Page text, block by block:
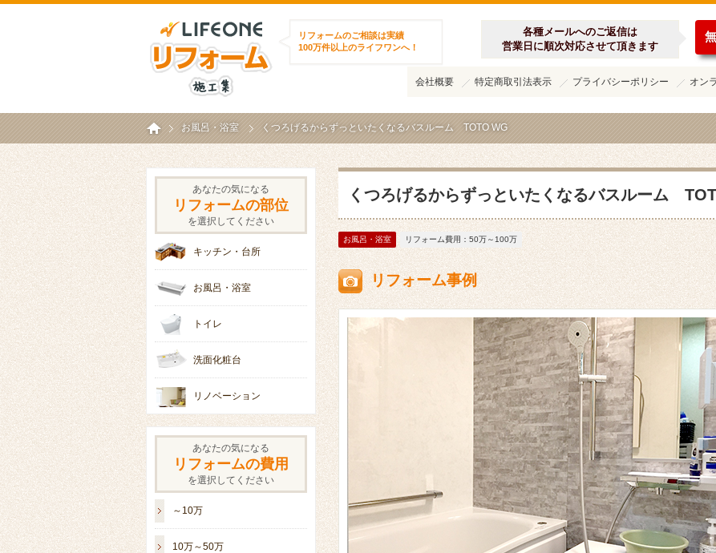
リフォームのご相談は実績
100万件以上のライフワンへ！
各種メールへのご返信は
営業日に順次対応させて頂きます
会社概要 特定商取引法表示 プライバシーポリシー オン
ホームお風呂・浴室 くつろげるからずっといたくなるバスルーム TOTO WG
くつろげるからずっといたくなるバスルーム
お風呂・浴室 リフォーム費用：50万～100万
リフォーム事例
あなたの気になる
リフォームの部位
を選択してください
キッチン・台所
お風呂・浴室
トイレ
洗面化粧台
リノベーション
あなたの気になる
リフォームの費用
を選択してください
～10万
10万～50万